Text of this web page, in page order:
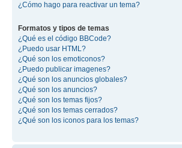
¿Cómo hago para reactivar un tema?
Formatos y tipos de temas
¿Qué es el código BBCode?
¿Puedo usar HTML?
¿Qué son los emoticonos?
¿Puedo publicar imagenes?
¿Qué son los anuncios globales?
¿Qué son los anuncios?
¿Qué son los temas fijos?
¿Qué son los temas cerrados?
¿Qué son los iconos para los temas?